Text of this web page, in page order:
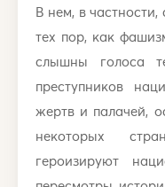
В нем, в
тех пор, как
слышны голоса
преступников
жертв и палачей,
некоторых
героизируют